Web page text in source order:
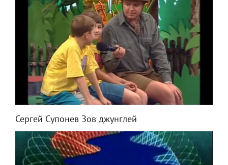
Сергей Супонев Зов джунглей